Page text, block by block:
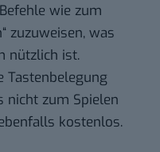
wie zum
zuzuweisen, was
nützlich ist.
Tastenbelegung
nicht zum Spielen
kostenlos.